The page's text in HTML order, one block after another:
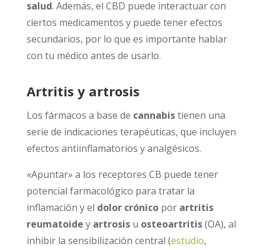
salud. Además, el CBD puede interactuar con
ciertos medicamentos y puede tener efectos
secundarios, por lo que es importante hablar
con tu médico antes de usarlo.
Artritis y artrosis
Los fármacos a base de cannabistienen una
serie de indicaciones terapéuticas, que incluyen
efectos antiinflamatorios y analgésicos.
«Apuntar» a los receptores CB puede tener
potencial farmacológico para tratar la
inflamación y el dolor crónicopor artritis
reumatoide y artrosisu osteoartritis(OA), al
inhibir la sensibilización central (estudio,